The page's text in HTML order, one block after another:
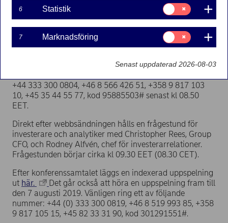
Tid: kl 09.00 EET (08.00 CET). Vd och koncernchef
Casper von Koskull presenterar resultatet.
eller ring ett av följande
+44 333 300 0804, +46 8 566 426 51, +358 9 817 103
10, +45 35 44 55 77, kod 95885503# senast kl 08.50
EET.
Direkt efter webbsändningen hålls en frågestund för
investerare och analytiker med Christopher Rees, Group
CFO, och Rodney Alfvén, chef för investerarrelationer.
Frågestunden börjar cirka kl 09.30 EET (08.30 CET).
Efter konferenssamtalet läggs en indexerad uppspelning
ut här.
Det går också att höra en uppspelning fram till
den 7 augusti 2019. Vänligen ring ett av följande
nummer: +44 (0) 333 300 0819, +46 8 519 993 85, +358
9 817 105 15, +45 82 33 31 90, kod 301291551#.
6 Statistik
Samtycke
för:
Statistik
7 Marknadsföring
Samtycke
för:
Marknadsföring
Senast uppdaterad 2026-08-03